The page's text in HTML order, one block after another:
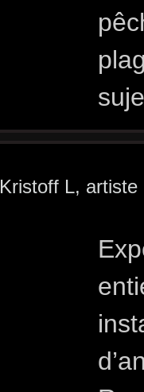
Kristoff L,